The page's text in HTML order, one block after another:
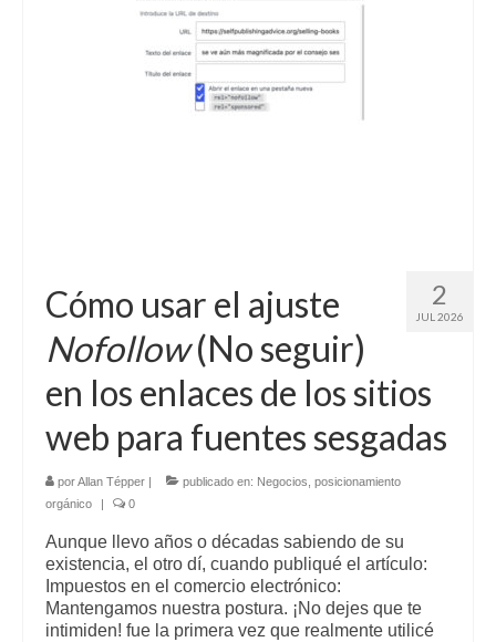
2
JUL 2026
Cómo usar el ajuste
Nofollow(No seguir)
en los enlaces de los sitios
web para fuentes sesgadas
porAllan Tépper publicado en: Negocios posicionamiento
orgánico
0
Aunque llevo años o décadas sabiendo de su
existencia, el otro dí, cuando publiqué el artículo:
Impuestos en el comercio electrónico:
Mantengamos nuestra postura. ¡No dejes que te
intimiden! fue la primera vez que realmente utilicé